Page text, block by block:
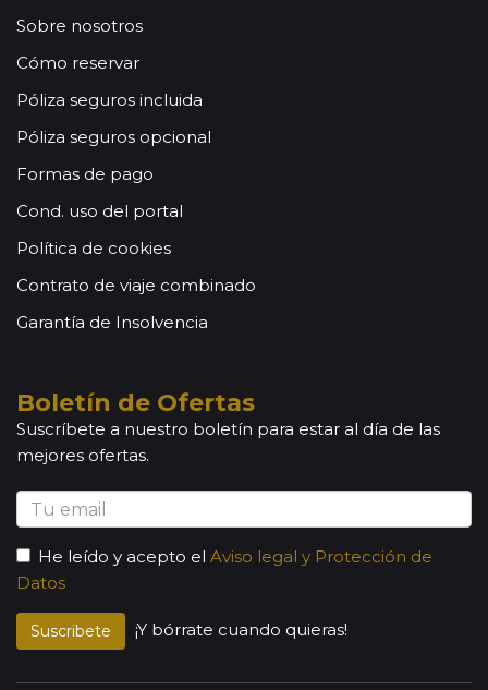
Sobre nosotros
Cómo reservar
Póliza seguros incluida
Póliza seguros opcional
Formas de pago
Cond. uso del portal
Política de cookies
Contrato de viaje combinado
Garantía de Insolvencia
Boletín de Ofertas
Suscríbete a nuestro boletín para estar al día de las
mejores ofertas.
He leído y acepto el Aviso legal y Protección de
Datos
Suscribete ¡Y bórrate cuando quieras!